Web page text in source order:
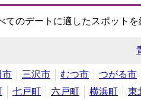
のデートに適したスポット
市 三沢市 むつ市 つがる市
七戸町 六戸町 横浜町 東